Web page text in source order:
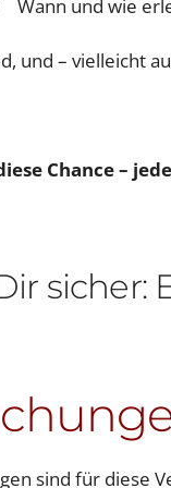
Wann und wie
und – vielleicht
Chance –
sind für diese